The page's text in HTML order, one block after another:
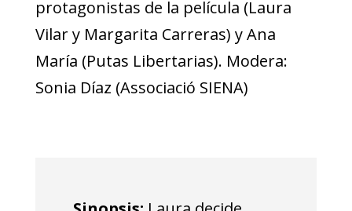
protagonistas de la película (Laura
Vilar y Margarita Carreras) y Ana
María (Putas Libertarias). Modera:
Sonia Díaz (Associació SIENA)